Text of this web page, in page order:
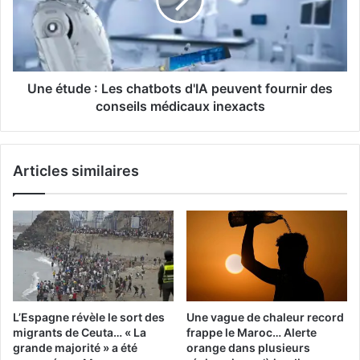
peuvent
fournir
des
conseils
Une étude : Les chatbots d'IA peuvent fournir des
conseils médicaux inexacts
Articles similaires
L’Espagne révèle le sort des
migrants de Ceuta… « La
grande majorité » a été
Une vague de chaleur record
frappe le Maroc… Alerte
orange dans plusieurs